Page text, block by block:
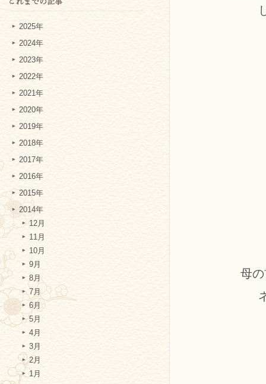
2025年
2024年
2023年
2022年
2021年
2020年
2019年
2018年
2017年
2016年
2015年
2014年
12月
11月
10月
9月
8月
7月
6月
5月
4月
3月
2月
1月
母